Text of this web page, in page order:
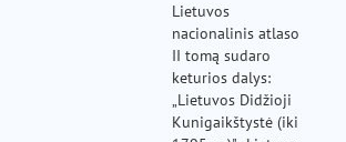
Lietuvos
nacionalinis atlaso
II tomą sudaro
keturios dalys:
„Lietuvos Didžioji
Kunigaikštystė (iki